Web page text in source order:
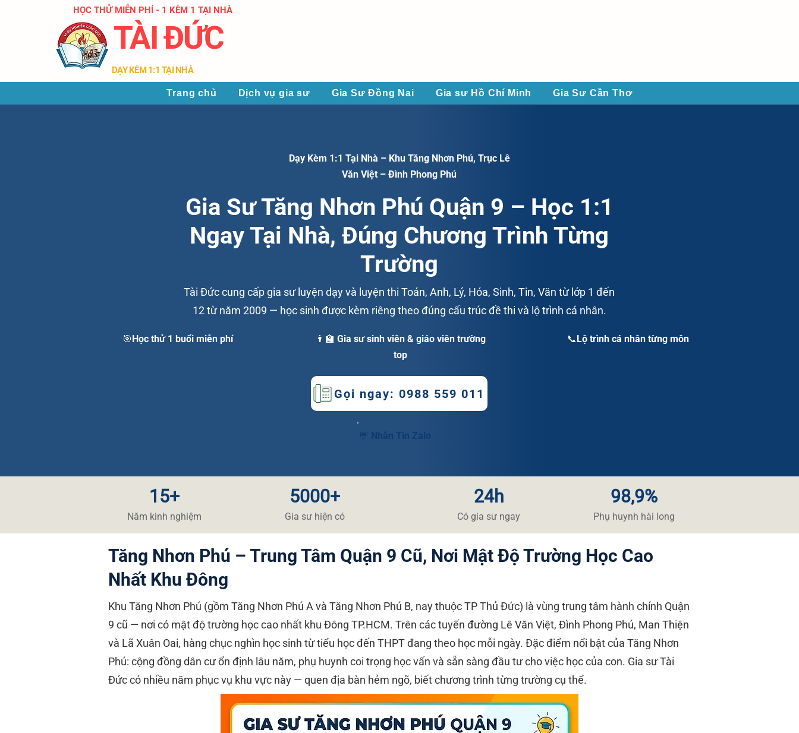
TÀI ĐỨC
HỌC THỬ MIỄN PHÍ - 1 KÈM 1 TẠI NHÀ
​DẠY KÈM 1:1 TẠI NHÀ
Trang chủ Dịch vụ gia sư Gia Sư Đồng Nai Gia sư Hồ Chí Minh Gia Sư Cần Thơ
Dạy Kèm 1:1 Tại Nhà – Khu Tăng Nhơn Phú, Trục Lê
Văn Việt – Đình Phong Phú
Gia Sư Tăng Nhơn Phú Quận 9 – Học 1:1
Ngay Tại Nhà, Đúng Chương Trình Từng
Trường
Tài Đức cung cấp gia sư luyện dạy và luyện thi Toán, Anh, Lý, Hóa, Sinh, Tin, Văn từ lớp 1 đến
12 từ năm 2009 — học sinh được kèm riêng theo đúng cấu trúc đề thi và lộ trình cá nhân.
🎯Học thử 1 buổi miễn phí
👨‍🏫 Gia sư sinh viên & giáo viên trường
top
📞Lộ trình cá nhân từng môn
Gọi ngay: 0988 559 011
💬 Nhắn Tin Zalo
15+
Năm kinh nghiệm
5000+
​Gia sư hiện có
24h
​Có gia sư ngay
98,9%
​Phụ huynh hài long​
Tăng Nhơn Phú – Trung Tâm Quận 9 Cũ, Nơi Mật Độ Trường Học Cao
Nhất Khu Đông
Khu Tăng Nhơn Phú (gồm Tăng Nhơn Phú A và Tăng Nhơn Phú B, nay thuộc TP Thủ Đức) là vùng trung tâm hành chính Quận
9 cũ — nơi có mật độ trường học cao nhất khu Đông TP.HCM. Trên các tuyến đường Lê Văn Việt, Đình Phong Phú, Man Thiện
và Lã Xuân Oai, hàng chục nghìn học sinh từ tiểu học đến THPT đang theo học mỗi ngày. Đặc điểm nổi bật của Tăng Nhơn
Phú: cộng đồng dân cư ổn định lâu năm, phụ huynh coi trọng học vấn và sẵn sàng đầu tư cho việc học của con. Gia sư Tài
Đức có nhiều năm phục vụ khu vực này — quen địa bàn hẻm ngõ, biết chương trình từng trường cụ thể.